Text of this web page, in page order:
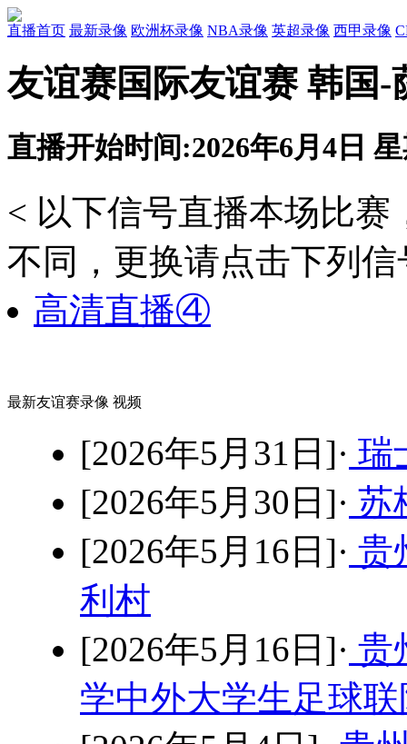
直播首页 最新录像 欧洲杯录像 NBA录像 英超录像 西甲录像
友谊赛国际友谊赛 韩国-
直播开始时间:2026年6月4日
< 以下信号直播本场比
不同，更换请点击下列信
高清直播④
最新友谊赛录像 视频
[2026年5月31日]· 瑞
[2026年5月30日]· 苏
[2026年5月16日]· 贵
利村
[2026年5月16日]· 贵
学中外大学生足球